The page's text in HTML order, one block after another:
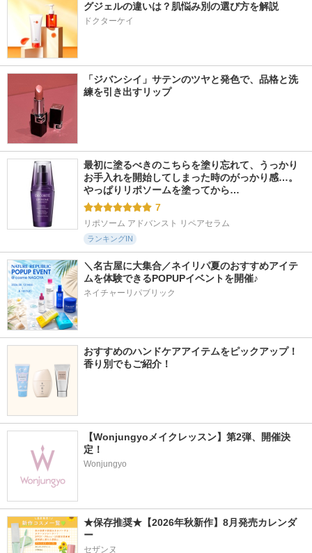
グジェルの違いは？肌悩み別の選び方を解説
ドクターケイ
「ジバンシイ」サテンのツヤと発色で、品格と洗
練を引き出すリップ
最初に塗るべきのこちらを塗り忘れて、うっかり
お手入れを開始してしまった時のがっかり感…。
やっぱりリポソームを塗ってから…
7
リポソーム アドバンスト リペアセラム
ランキングIN
＼名古屋に大集合／ネイリパ夏のおすすめアイテ
ムを体験できるPOPUPイベントを開催♪
ネイチャーリパブリック
おすすめのハンドケアアイテムをピックアップ！
香り別でもご紹介！
【Wonjungyoメイクレッスン】第2弾、開催決
定！
Wonjungyo
★保存推奨★【2026年秋新作】8月発売カレンダ
ー
セザンヌ